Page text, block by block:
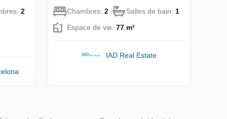
2 Chambres: 2 Salles de bain: 1
Espace de vie: 77 m²
IAD Real Estate